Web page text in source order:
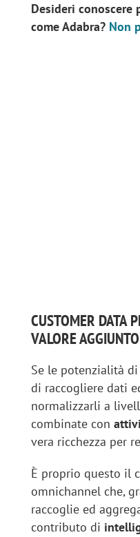
Desideri
come Adabra? Non
CUSTOMER DATA
VALORE
Se le potenzialità
di raccogliere dati
normalizzarli a
combinate con
vera ricchezza per
È proprio questo il
omnichannel che,
raccoglie ed
contributo di